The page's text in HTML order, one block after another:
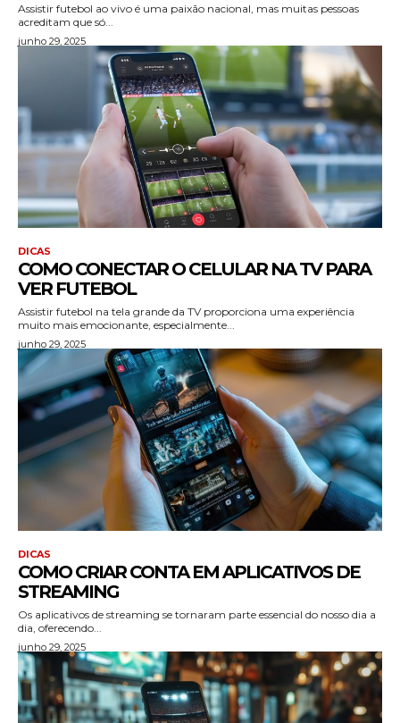
Assistir futebol ao vivo é uma paixão nacional, mas muitas pessoas
acreditam que só...
junho 29, 2025
DICAS
COMO CONECTAR O CELULAR NA TV PARA
VER FUTEBOL
Assistir futebol na tela grande da TV proporciona uma experiência
muito mais emocionante, especialmente...
junho 29, 2025
DICAS
COMO CRIAR CONTA EM APLICATIVOS DE
STREAMING
Os aplicativos de streaming se tornaram parte essencial do nosso dia a
dia, oferecendo...
junho 29, 2025